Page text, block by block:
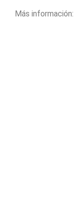
Más información: